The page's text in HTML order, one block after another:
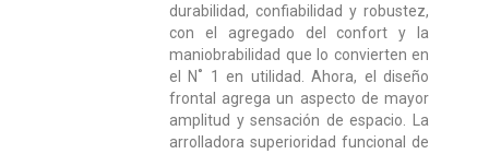
durabilidad, confiabilidad y robustez,
con el agregado del confort y la
maniobrabilidad que lo convierten en
el N˚ 1 en utilidad. Ahora, el diseño
frontal agrega un aspecto de mayor
amplitud y sensación de espacio. La
arrolladora superioridad funcional de